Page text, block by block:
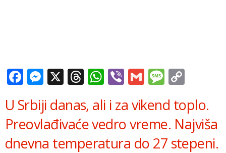
Facebook
Messenger
X Threads
WhatsApp
ViberGmail
U Srbiji danas, ali i za vikend toplo.
Preovlađivaće vedro vreme. Najviša
dnevna temperatura do 27 stepeni.